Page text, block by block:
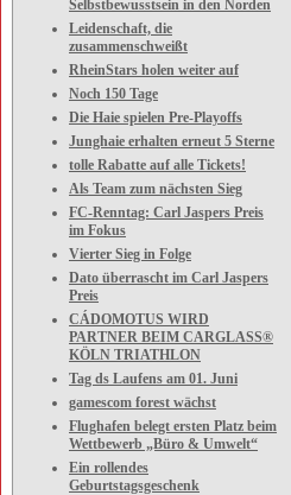
Selbstbewusstsein in den Norden
Leidenschaft, die
zusammenschweißt
RheinStars holen weiter auf
Noch 150 Tage
Die Haie spielen Pre-Playoffs
Junghaie erhalten erneut 5 Sterne
tolle Rabatte auf alle Tickets!
Als Team zum nächsten Sieg
FC-Renntag: Carl Jaspers Preis
im Fokus
Vierter Sieg in Folge
Dato überrascht im Carl Jaspers
Preis
CÁDOMOTUS WIRD
PARTNER BEIM CARGLASS®
KÖLN TRIATHLON
Tag ds Laufens am 01. Juni
gamescom forest wächst
Flughafen belegt ersten Platz beim
Wettbewerb „Büro & Umwelt“
Ein rollendes
Geburtstagsgeschenk